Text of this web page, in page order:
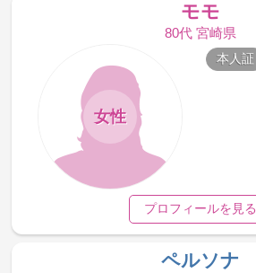
モモ
80代 宮崎県
女性
本人証
プロフィールを見る
ペルソナ